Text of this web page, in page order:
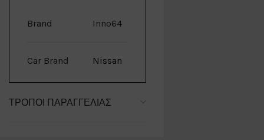
Brand Inno64
Car Brand Nissan
ΤΡΌΠΟΙ ΠΑΡΑΓΓΕΛΊΑΣ